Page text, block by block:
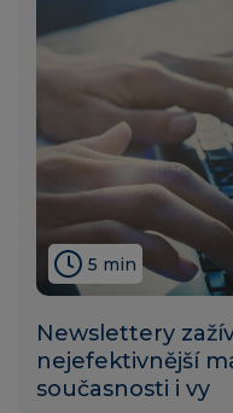
5 min
Newslettery
nejefektivnější
současnosti i vy